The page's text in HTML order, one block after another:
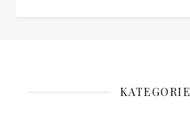
KATEGORIE